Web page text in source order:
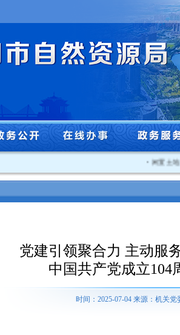
闲置土地
党建引领聚合力 主动服
中国共产党成立104
时间：2025-07-04 来源：机关